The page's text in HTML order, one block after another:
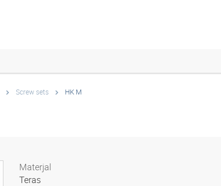
Screw sets HK M
Materjal
Teras